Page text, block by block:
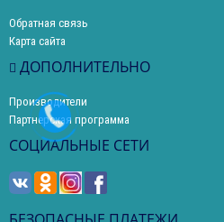
Обратная связь
Карта сайта
ДОПОЛНИТЕЛЬНО
Производители
Партнерская программа
СОЦИАЛЬНЫЕ СЕТИ